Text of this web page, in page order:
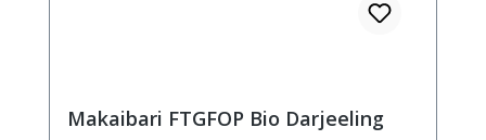
Makaibari FTGFOP Bio Darjeeling